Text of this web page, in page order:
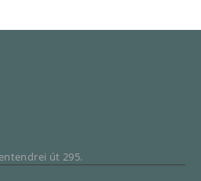
út 295.